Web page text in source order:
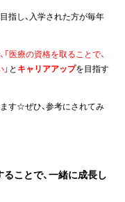
指し、入学された方が毎年
、「医療の資格を取ることで、
とキャリアアップを目指す
す☆ぜひ、参考にされてみ
ことで、一緒に成長し